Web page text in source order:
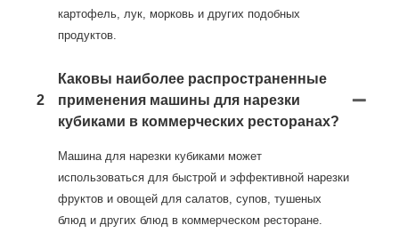
картофель, лук, морковь и других подобных
продуктов.
2
Каковы наиболее распространенные
применения машины для нарезки
кубиками в коммерческих ресторанах?
Машина для нарезки кубиками может
использоваться для быстрой и эффективной нарезки
фруктов и овощей для салатов, супов, тушеных
блюд и других блюд в коммерческом ресторане.